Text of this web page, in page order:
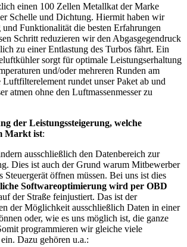
einen 100 Zellen Metallkat der Marke
Schelle und Dichtung. Hiermit haben wir
und Funktionalität die besten Erfahrungen
Schritt reduzieren wir den Abgasgegendruck
zu einer Entlastung des Turbos fährt. Ein
sorgt für optimale Leistungserhaltung
und/oder mehreren Runden am
rundet unser Paket ab und
atmen ohne den Luftmassenmesser zu
der Leistungssteigerung, welche
Markt ist:
ausschließlich den Datenbereich zur
Dies ist auch der Grund warum Mitbewerber
öffnen müssen. Bei uns ist dies
Softwareoptimierung wird per OBD
der Straße feinjustiert. Das ist der
der Möglichkeit ausschließlich Daten in einer
oder, wie es uns möglich ist, die ganze
programmieren wir gleiche viele
Dazu gehören u.a.: